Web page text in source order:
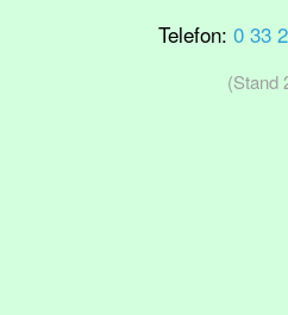
Telefon: 0 33
(Stand